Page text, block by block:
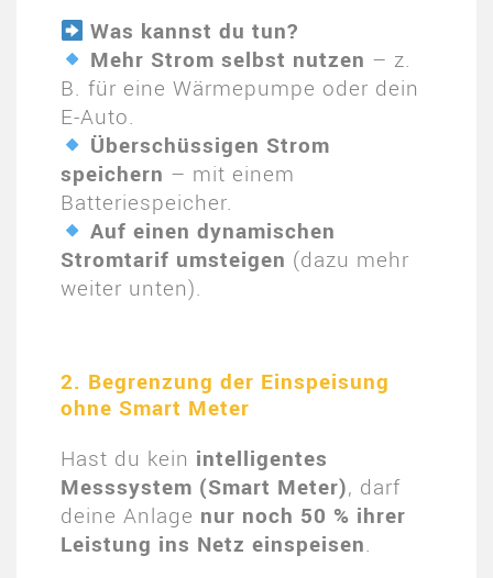
Was kannst du tun?
Mehr Strom selbst nutzen – z.
B. für eine Wärmepumpe oder dein
E-Auto.
Überschüssigen Strom
speichern – mit einem
Batteriespeicher.
Auf einen dynamischen
Stromtarif umsteigen (dazu mehr
weiter unten).
2. Begrenzung der Einspeisung
ohne Smart Meter
Hast du kein intelligentes
Messsystem (Smart Meter), darf
deine Anlage nur noch 50 % ihrer
Leistung ins Netz einspeisen